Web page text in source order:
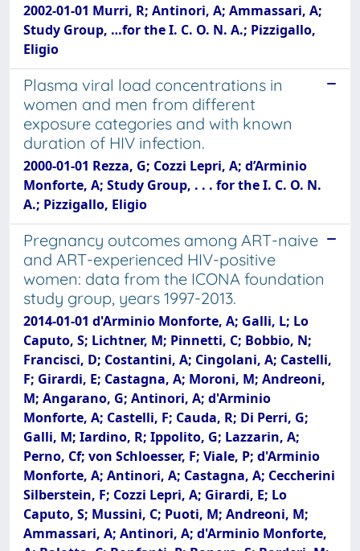
2002-01-01 Murri, R; Antinori, A; Ammassari, A;
Study Group, …for the I. C. O. N. A.; Pizzigallo,
Eligio
Plasma viral load concentrations in
women and men from different
exposure categories and with known
duration of HIV infection.
2000-01-01 Rezza, G; Cozzi Lepri, A; d’Arminio
Monforte, A; Study Group, . . . for the I. C. O. N.
A.; Pizzigallo, Eligio
Pregnancy outcomes among ART-naive
and ART-experienced HIV-positive
women: data from the ICONA foundation
study group, years 1997-2013.
2014-01-01 d'Arminio Monforte, A; Galli, L; Lo
Caputo, S; Lichtner, M; Pinnetti, C; Bobbio, N;
Francisci, D; Costantini, A; Cingolani, A; Castelli,
F; Girardi, E; Castagna, A; Moroni, M; Andreoni,
M; Angarano, G; Antinori, A; d'Arminio
Monforte, A; Castelli, F; Cauda, R; Di Perri, G;
Galli, M; Iardino, R; Ippolito, G; Lazzarin, A;
Perno, Cf; von Schloesser, F; Viale, P; d'Arminio
Monforte, A; Antinori, A; Castagna, A; Ceccherini
Silberstein, F; Cozzi Lepri, A; Girardi, E; Lo
Caputo, S; Mussini, C; Puoti, M; Andreoni, M;
Ammassari, A; Antinori, A; d'Arminio Monforte,